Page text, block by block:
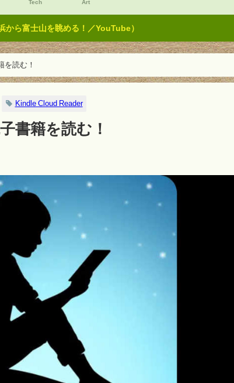
Tech Art
から富士山を眺める！／YouTube）
を読む！
Kindle Cloud Reader
書籍を読む！